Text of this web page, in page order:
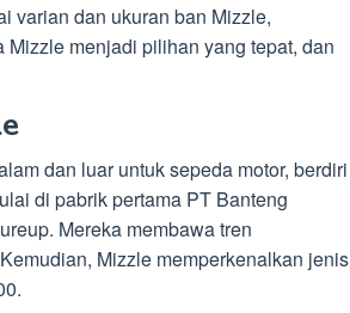
varian dan ukuran ban Mizzle,
menjadi pilihan yang tepat, dan
dan luar untuk sepeda motor, berdiri
di pabrik pertama PT Banteng
Mereka membawa tren
Mizzle memperkenalkan jenis